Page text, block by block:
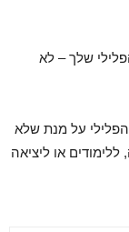
שלך – לא
על מנת שלא
או ליציאה